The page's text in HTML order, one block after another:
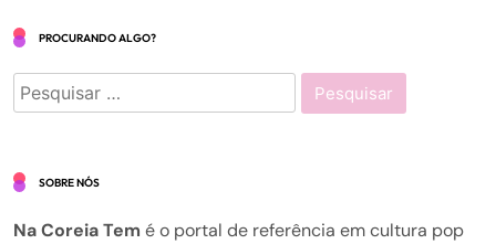
PROCURANDO ALGO?
Pesquisar
por:
SOBRE NÓS
Na Coreia Tem é o portal de referência em cultura pop